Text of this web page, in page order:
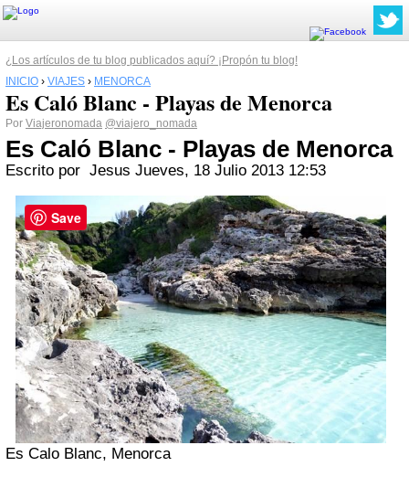
¿Los artículos de tu blog publicados aquí? ¡Propón tu blog!
INICIO › VIAJES › MENORCA
Es Caló Blanc - Playas de Menorca
Por Viajeronomada @viajero_nomada
Es Caló Blanc - Playas de Menorca
Escrito por Jesus Jueves, 18 Julio 2013 12:53
Es Calo Blanc, Menorca
Save